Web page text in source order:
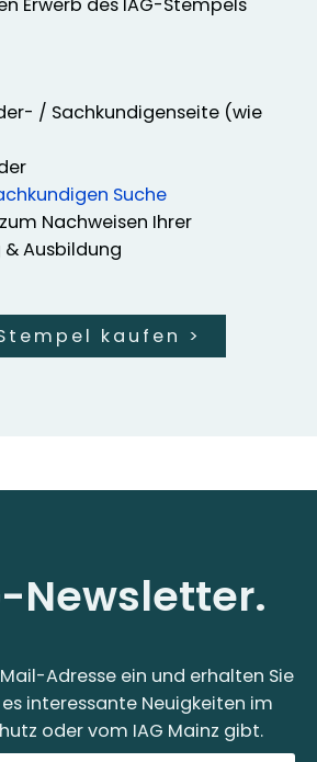
/ Sachkundigenseite (wie
Suche
zum Nachweisen Ihrer
Ausbildung
kaufen >
Newsletter.
Adresse ein und erhalten Sie
interessante Neuigkeiten im
oder vom IAG Mainz gibt.